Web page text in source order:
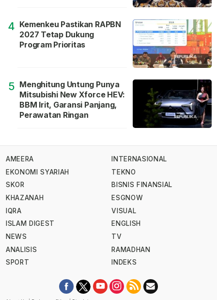
4 Kemenkeu Pastikan RAPBN
2027 Tetap Dukung
Program Prioritas
5 Menghitung Untung Punya
Mitsubishi New Xforce HEV:
BBM Irit, Garansi Panjang,
Perawatan Ringan
AMEERA
EKONOMI SYARIAH
SKOR
KHAZANAH
IQRA
ISLAM DIGEST
NEWS
ANALISIS
SPORT
INTERNASIONAL
TEKNO
BISNIS FINANSIAL
ESGNOW
VISUAL
ENGLISH
TV
RAMADHAN
INDEKS